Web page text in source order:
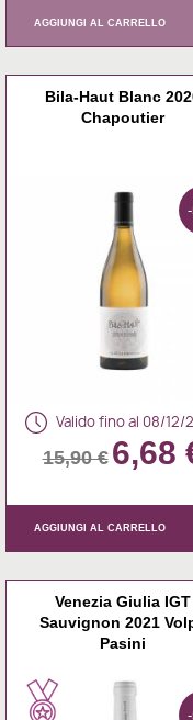
AGGIUNGI AL CARRELLO
Bila-Haut Blanc
Chapoutier
Valido fino al 08/12/
15,90 € 6,68
AGGIUNGI AL CARRELLO
Venezia Giulia IGT
Sauvignon 2021
Pasini